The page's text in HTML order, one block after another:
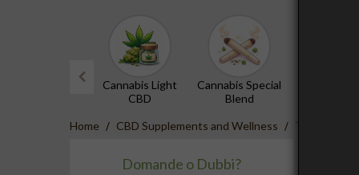
Cannabis Light
CBD
Cannabis Special
Blend
Home CBD Supplements and Wellness Tea Mugs
Domande o Dubbi?